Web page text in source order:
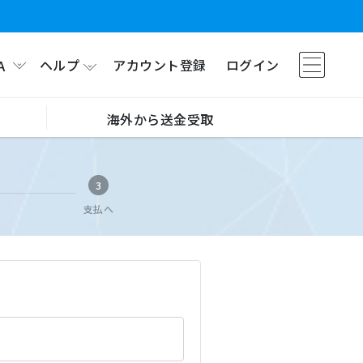
ヘルプ アカウント登録 ログイン
海外から送金受取
3
支払へ